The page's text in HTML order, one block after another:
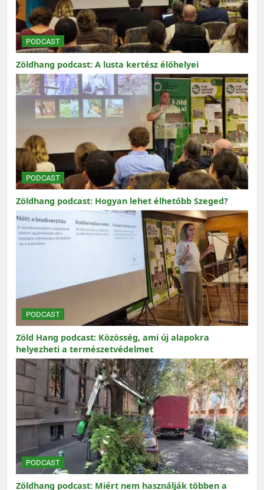
PODCAST
Zöldhang podcast: A lusta kertész élőhelyei
PODCAST
Zöldhang podcast: Hogyan lehet élhetőbb Szeged?
PODCAST
Zöld Hang podcast: Közösség, ami új alapokra
helyezheti a természetvédelmet
PODCAST
Zöldhang podcast: Miért nem használják többen a